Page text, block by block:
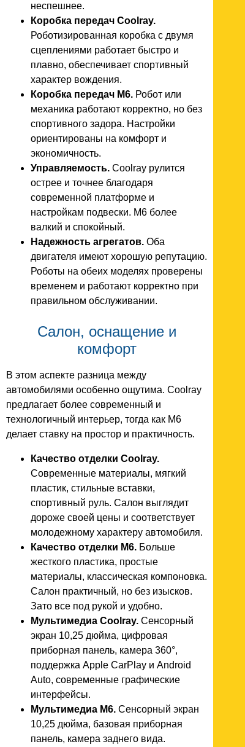
неспешнее.
Коробка передач Coolray.
Роботизированная коробка с двумя
сцеплениями работает быстро и
плавно, обеспечивает спортивный
характер вождения.
Коробка передач M6. Робот или
механика работают корректно, но без
спортивного задора. Настройки
ориентированы на комфорт и
экономичность.
Управляемость. Coolray рулится
острее и точнее благодаря
современной платформе и
настройкам подвески. M6 более
валкий и спокойный.
Надежность агрегатов. Оба
двигателя имеют хорошую репутацию.
Роботы на обеих моделях проверены
временем и работают корректно при
правильном обслуживании.
Салон, оснащение и
комфорт
В этом аспекте разница между
автомобилями особенно ощутима. Coolray
предлагает более современный и
технологичный интерьер, тогда как M6
делает ставку на простор и практичность.
Качество отделки Coolray.
Современные материалы, мягкий
пластик, стильные вставки,
спортивный руль. Салон выглядит
дороже своей цены и соответствует
молодежному характеру автомобиля.
Качество отделки M6. Больше
жесткого пластика, простые
материалы, классическая компоновка.
Салон практичный, но без изысков.
Зато все под рукой и удобно.
Мультимедиа Coolray. Сенсорный
экран 10,25 дюйма, цифровая
приборная панель, камера 360°,
поддержка Apple CarPlay и Android
Auto, современные графические
интерфейсы.
Мультимедиа M6. Сенсорный экран
10,25 дюйма, базовая приборная
панель, камера заднего вида.